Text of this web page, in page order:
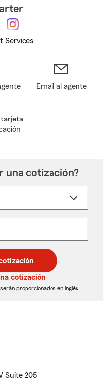
Services
Email al agente
una cotización?
cotización
proporcionados en inglés.
Suite 205